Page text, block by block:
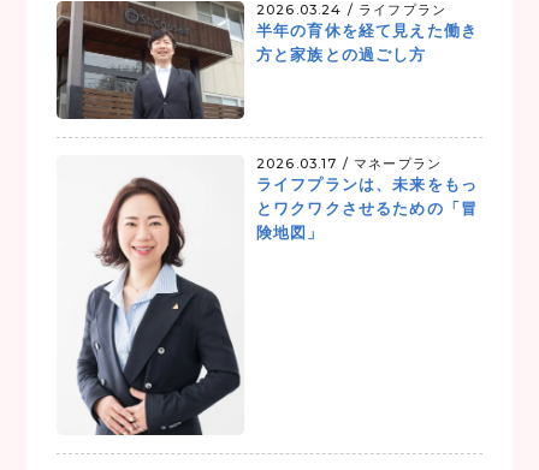
2026.03.24 / ライフプラン
半年の育休を経て見えた働き
方と家族との過ごし方
2026.03.17 / マネープラン
ライフプランは、未来をもっ
とワクワクさせるための「冒
険地図」